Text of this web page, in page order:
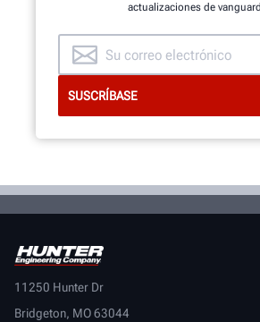
actualizaciones de
11250 Hunter Dr
Bridgeton, MO 63044